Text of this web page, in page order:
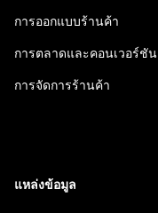
การออกแบบร้านค้า
การตลาดและคอนเวอร์ชัน
การจัดการร้านค้า
แหล่งข้อมูล